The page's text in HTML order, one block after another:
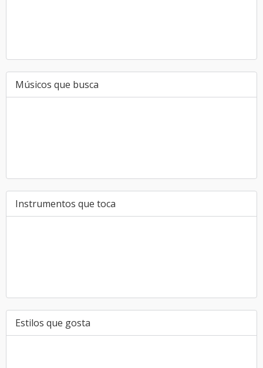
Músicos que busca
Instrumentos que toca
Estilos que gosta